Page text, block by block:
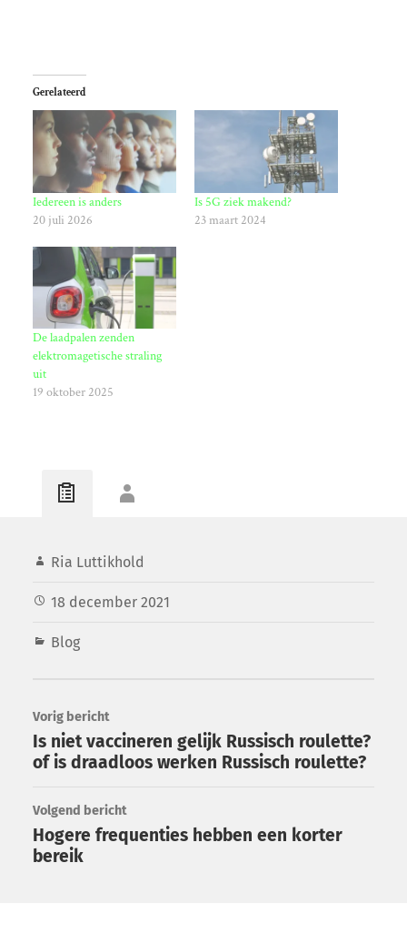
Gerelateerd
Iedereen is anders
20 juli 2026
Is 5G ziek makend?
23 maart 2024
De laadpalen zenden
elektromagetische straling
uit
19 oktober 2025
Ria Luttikhold
18 december 2021
Blog
Vorig bericht
Is niet vaccineren gelijk Russisch roulette?
of is draadloos werken Russisch roulette?
Volgend bericht
Hogere frequenties hebben een korter
bereik